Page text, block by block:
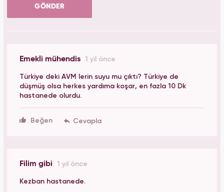
GÖNDER
Emekli mühendis 1 yıl önce
Türkiye deki AVM lerin suyu mu çıktı? Türkiye de
düşmüş olsa herkes yardıma koşar, en fazla 10 Dk
hastanede olurdu.
Beğen
Filim gibi 1 yıl önce
Kezban hastanede.